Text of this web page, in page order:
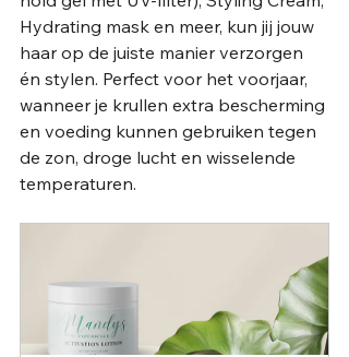
Hydrating mask en meer, kun jij jouw
haar op de juiste manier verzorgen
én stylen. Perfect voor het voorjaar,
wanneer je krullen extra bescherming
en voeding kunnen gebruiken tegen
de zon, droge lucht en wisselende
temperaturen.